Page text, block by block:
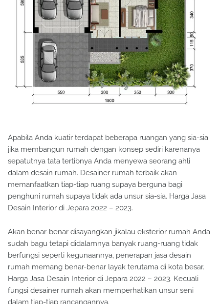
Apabila Anda kuatir terdapat beberapa ruangan yang sia-sia
jika membangun rumah dengan konsep sediri karenanya
sepatutnya tata tertibnya Anda menyewa seorang ahli
dalam desain rumah. Desainer rumah terbaik akan
memanfaatkan tiap-tiap ruang supaya berguna bagi
penghuni rumah supaya tidak ada unsur sia-sia. Harga Jasa
Desain Interior di Jepara 2022 – 2023.
Akan benar-benar disayangkan jikalau eksterior rumah Anda
sudah bagu tetapi didalamnya banyak ruang-ruang tidak
berfungsi seperti kegunaannya, penerapan jasa desain
rumah memang benar-benar layak terutama di kota besar.
Harga Jasa Desain Interior di Jepara 2022 – 2023. Kecuali
fungsi desainer rumah akan memperhatikan unsur seni